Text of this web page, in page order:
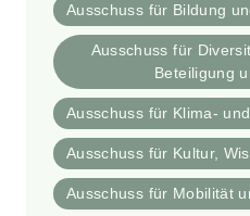
Ausschuss für Bildung
Ausschuss für
Beteiligung
Ausschuss für Klima-
Ausschuss für Kultur,
Ausschuss für Mobilität